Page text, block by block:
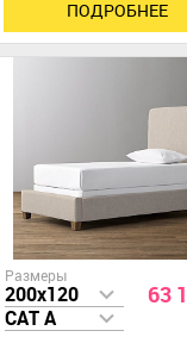
ПОДРОБНЕЕ
Размеры
200x120
CAT A
63